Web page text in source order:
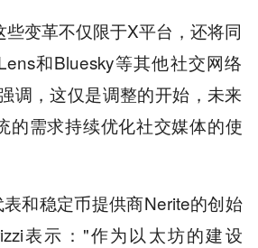
变革不仅限于X平台，还将同
和Bluesky等其他社交网络
调，这仅是调整的开始，未来
的需求持续优化社交媒体的使
和稳定币提供商Nerite的创始
表示："作为以太坊的建设